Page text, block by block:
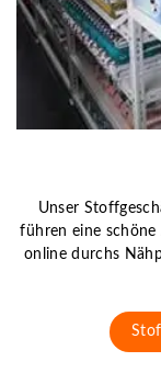
Unser
führen eine
online durchs